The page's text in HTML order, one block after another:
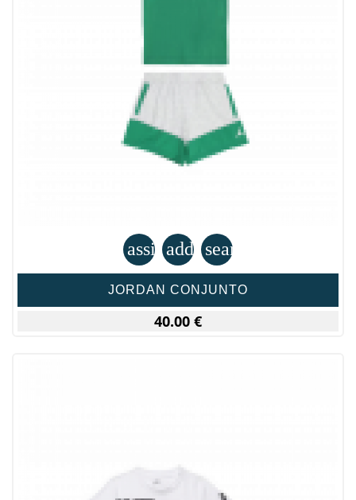
assignment
add_shopping_cart
search
JORDAN CONJUNTO
40.00 €